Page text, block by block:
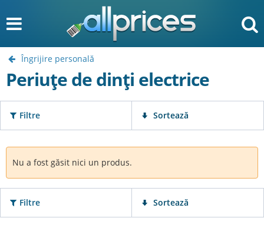
Îngrijire personală
Periuțe de dinți electrice
Filtre Sortează
Nu a fost găsit nici un produs.
Filtre Sortează